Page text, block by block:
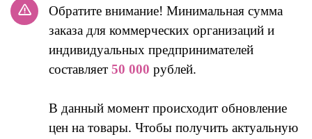
Обратите внимание! Минимальная сумма
заказа для коммерческих организаций и
индивидуальных предпринимателей
составляет 50 000 рублей.
В данный момент происходит обновление
цен на товары. Чтобы получить актуальную